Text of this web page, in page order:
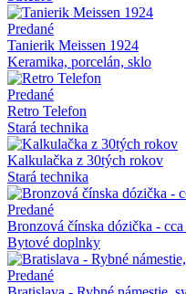
Predané
Tanierik Meissen 1924
Keramika, porcelán, sklo
Predané
Retro Telefon
Stará technika
Kalkulačka z 30tých rokov
Stará technika
Predané
Bronzová čínska dózička -
Bytové doplnky
Predané